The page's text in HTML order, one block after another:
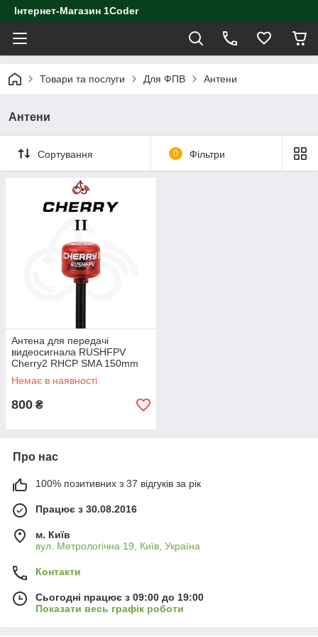
Інтернет-Магазин 1Coder
Товари та послуги Для ФПВ Антени
Антени
Сортування 0 Фільтри
Антена для передачі
видеосигнала RUSHFPV
Cherry2 RHCP SMA 150mm
Немає в наявності
800 ₴
Про нас
100% позитивних з 37 відгуків за рік
Працює з 30.08.2016
м. Київ
вул. Метрологічна 19, Київ, Україна
Контакти
Сьогодні працює з 09:00 до 19:00
Показати весь графік роботи